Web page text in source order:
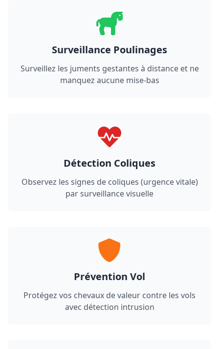
Surveillance Poulinages
Surveillez les juments gestantes à distance et ne
manquez aucune mise-bas
Détection Coliques
Observez les signes de coliques (urgence vitale)
par surveillance visuelle
Prévention Vol
Protégez vos chevaux de valeur contre les vols
avec détection intrusion